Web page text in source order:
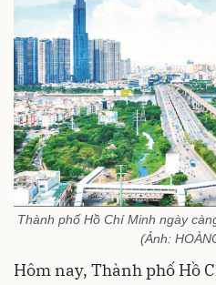
Thành phố Hồ Chí Minh ngày
(Ảnh:
Hôm nay, Thành phố Hồ